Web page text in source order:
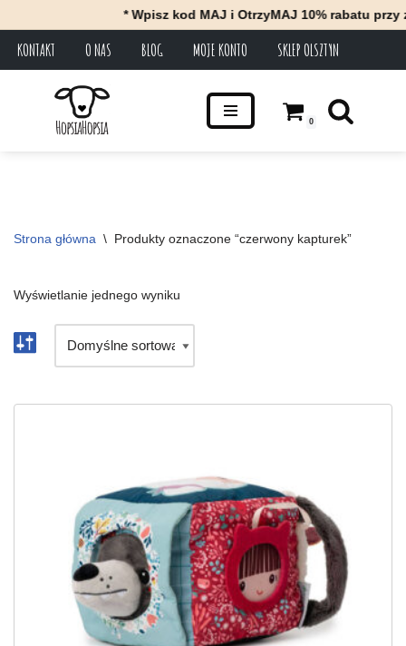
* Wpisz kod MAJ i OtrzyMAJ 10% rabatu
KONTAKT O NAS BLOG MOJE KONTO SKLEP OLSZTYN
0
Strona główna \ Produkty oznaczone “czerwony kapturek”
Wyświetlanie jednego wyniku